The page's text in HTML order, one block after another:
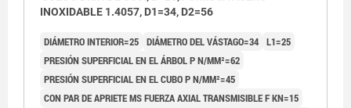
INOXIDABLE 1.4057, D1=34, D2=56
DIÁMETRO INTERIOR=25 DIÁMETRO DEL VÁSTAGO=34 L1=25
PRESIÓN SUPERFICIAL EN EL ÁRBOL P N/MM²=62
PRESIÓN SUPERFICIAL EN EL CUBO P N/MM²=45
CON PAR DE APRIETE MS FUERZA AXIAL TRANSMISIBLE F KN=15